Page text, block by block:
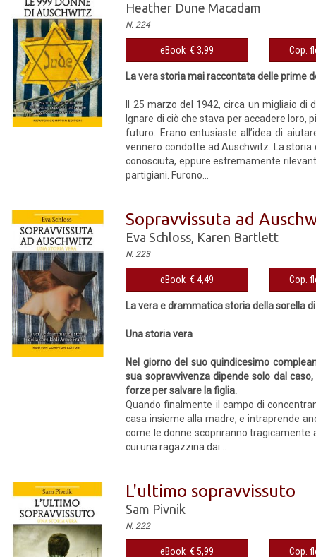
Heather Dune Macadam
N. 224
eBook € 3,99 Cop.
La vera storia mai raccontata delle prime
Il 25 marzo del 1942, circa un migliaio
Ignare di ciò che stava per accadere
futuro. Erano entusiaste all’idea di
vennero condotte ad Auschwitz. La
conosciuta, eppure estremamente
partigiani. Furono...
Sopravvissuta ad
Eva Schloss, Karen Bartlett
N. 223
eBook € 4,49 Cop.
La vera e drammatica storia della sorella
Una storia vera
Nel giorno del suo quindicesimo
sua sopravvivenza dipende solo dal
forze per salvare la figlia.
Quando finalmente il campo di
casa insieme alla madre, e intraprende
come le donne scopriranno tragicamente
cui una ragazzina dai...
L'ultimo sopravvissuto
Sam Pivnik
N. 222
eBook € 5,99 Cop.